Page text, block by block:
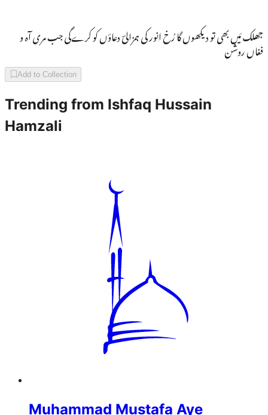
جھلک مَیں بھی تو دیکھوں گا رُخ انور کی ہمزالیؔ دعاؤں کو کرےگی جب مری آہ و
فغاں روشن
Add to Collection
Trending from Ishfaq Hussain
Hamzali
Muhammad Mustafa Aye